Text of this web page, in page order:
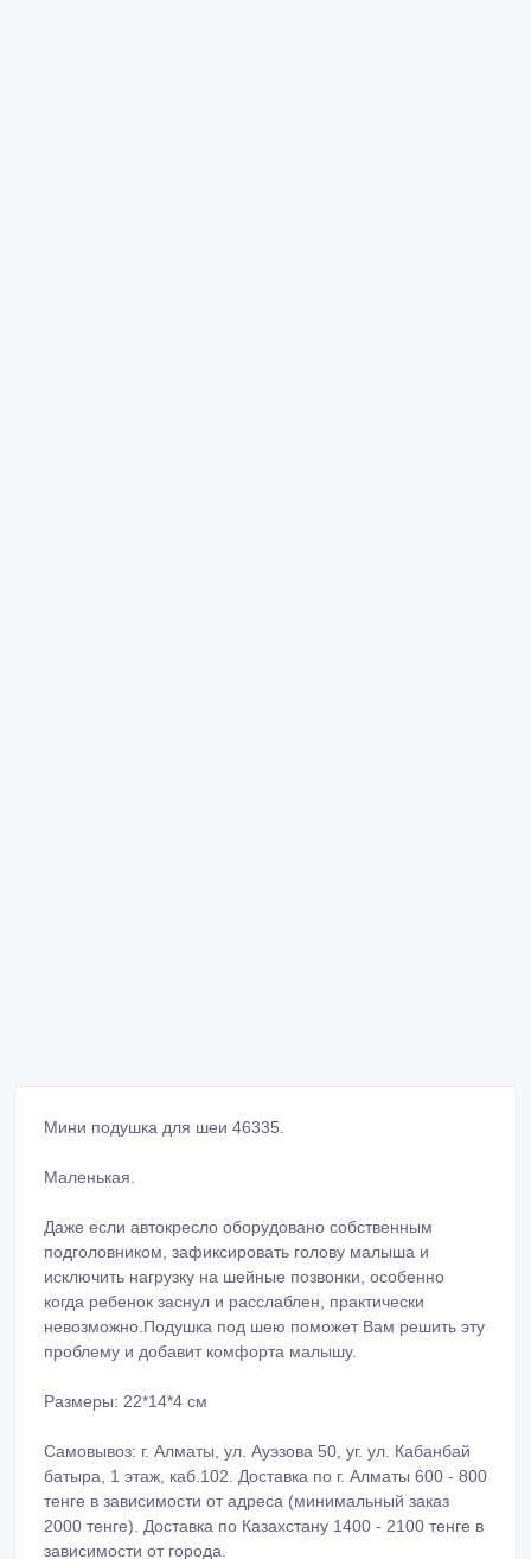
Мини подушка для шеи 46335.
Маленькая.
Даже если автокресло оборудовано собственным
подголовником, зафиксировать голову малыша и
исключить нагрузку на шейные позвонки, особенно
когда ребенок заснул и расслаблен, практически
невозможно.Подушка под шею поможет Вам решить эту
проблему и добавит комфорта малышу.
Размеры: 22*14*4 см
Самовывоз: г. Алматы, ул. Ауэзова 50, уг. ул. Кабанбай
батыра, 1 этаж, каб.102. Доставка по г. Алматы 600 - 800
тенге в зависимости от адреса (минимальный заказ
2000 тенге). Доставка по Казахстану 1400 - 2100 тенге в
зависимости от города.